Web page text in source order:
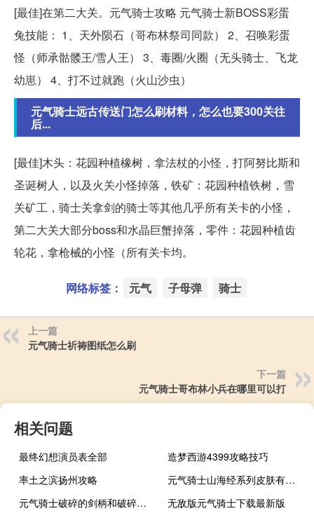
[最佳]在第二大关。元气骑士攻略 元气骑士新BOSS彩蛋
兔技能： 1、天外陨石（哥布林祭司同款） 2、召唤彩蛋
怪（师承骷髅王/雪人王） 3、毒圈/火圈（无头骑士、飞龙
幼崽） 4、打不过就跑（火山沙虫）
元气骑士远古传送门怎么刷材料，怎么也要300关往
后...
[最佳]木头：花园种植橡树，拿法杖的小怪，打阿努比斯和
圣诞树人，以及火关小怪掉落，铁矿：花园种植铁树，雪
关矿工，骑士关拿剑的骑士等其他几乎所有关卡的小怪，
第二大关大部分boss和水晶巨蟹掉落，零件：花园种植齿
轮花，拿枪械的小怪（所有关卡均。
网络标签： 元气 子母弹 骑士
上一篇
元气骑士祈祷图纸怎么刷
下一篇
元气骑士哥布林小兵在哪里可以打
相关问题
最终幻想演员表全部
造梦西游4399攻略技巧
率土之滨扬州攻略
元气骑士山海经系列皮肤有哪些
元气骑士破碎的剑柄和破碎的剑刃怎么获得
无敌版元气骑士下载最新版